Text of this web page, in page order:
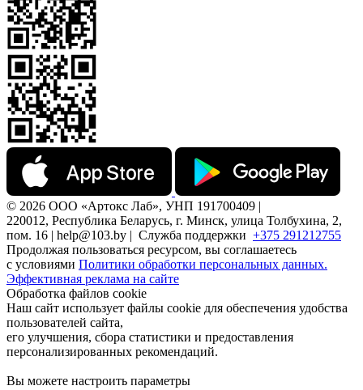
© 2026 ООО «Артокс Лаб», УНП 191700409 |
220012, Республика Беларусь, г. Минск, улица Толбухина, 2,
пом. 16 | help@103.by | Служба поддержки +375 291212755
Продолжая пользоваться ресурсом, вы соглашаетесь
с условиями Политики обработки персональных данных.
Эффективная реклама на сайте
Обработка файлов cookie
Наш сайт использует файлы cookie для обеспечения удобства
пользователей сайта,
его улучшения, сбора статистики и предоставления
персонализированных рекомендаций.
Вы можете настроить параметры